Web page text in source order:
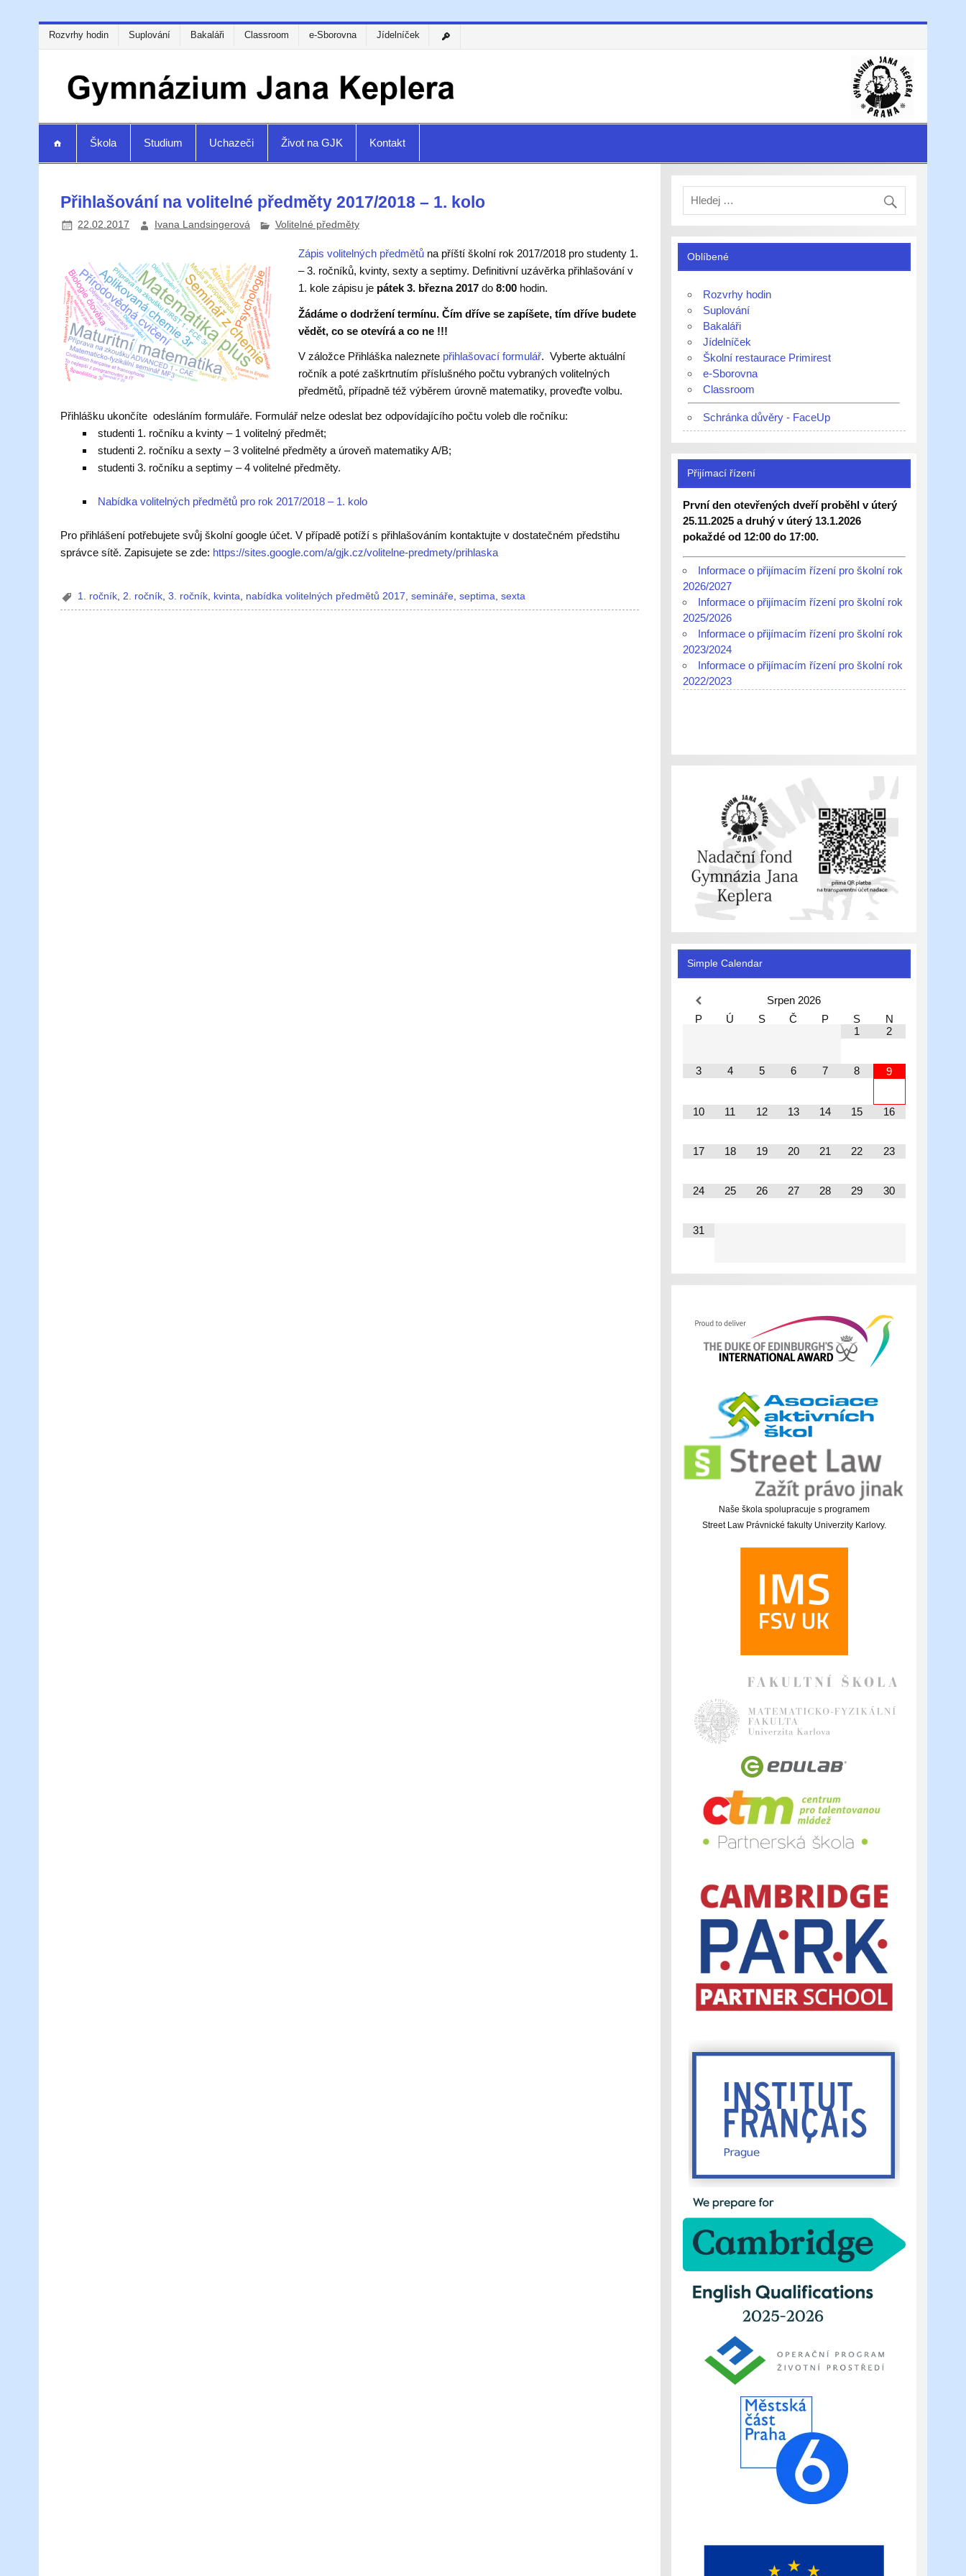
Rozvrhy hodin Suplování Bakaláři Classroom e-Sborovna Jídelníček
Škola Studium Uchazeči Život na GJK Kontakt
Přihlašování na volitelné předměty 2017/2018 – 1. kolo
22.02.2017 Ivana Landsingerová Volitelné předměty
Zápis volitelných předmětůna příští školní rok 2017/2018 pro studenty 1.
– 3. ročníků, kvinty, sexty a septimy. Definitivní uzávěrka přihlašování v
1. kole zápisu je pátek 3. března 2017do 8:00hodin.
Žádáme o dodržení termínu. Čím dříve se zapíšete, tím dříve budete
vědět, co se otevírá a co ne !!!
V záložce Přihláška naleznete přihlašovací formulář. Vyberte aktuální
ročník a poté zaškrtnutím příslušného počtu vybraných volitelných
předmětů, případně též výběrem úrovně matematiky, proveďte volbu.
Přihlášku ukončíte odesláním formuláře. Formulář nelze odeslat bez odpovídajícího počtu voleb dle ročníku:
studenti 1. ročníku a kvinty – 1 volitelný předmět;
studenti 2. ročníku a sexty – 3 volitelné předměty a úroveň matematiky A/B;
studenti 3. ročníku a septimy – 4 volitelné předměty.
Nabídka volitelných předmětů pro rok 2017/2018 – 1. kolo
Pro přihlášení potřebujete svůj školní google účet. V případě potíží s přihlašováním kontaktujte v dostatečném předstihu
správce sítě. Zapisujete se zde: https://sites.google.com/a/gjk.cz/volitelne-predmety/prihlaska
1. ročník 2. ročník ,3. ročník kvinta nabídka volitelných předmětů 2017 ,semináře ,septima ,sexta
Oblíbené
Rozvrhy hodin
Suplování
Bakaláři
Jídelníček
Školní restaurace Primirest
e-Sborovna
Classroom
Schránka důvěry - FaceUp
Přijímací řízení
První den otevřených dveří proběhl v úterý
25.11.2025 a druhý v úterý 13.1.2026
pokaždé od 12:00 do 17:00.
Informace o přijímacím řízení pro školní rok
2026/2027
Informace o přijímacím řízení pro školní rok
2025/2026
Informace o přijímacím řízení pro školní rok
2023/2024
Informace o přijímacím řízení pro školní rok
2022/2023
Simple Calendar
Srpen 2026
P
Ú S Č P S
N
1
2
3 4 5 6 7 8 9
10 11 12 13 14 15 16
17 18 19 20 21 22 23
24 25 26 27 28 29 30
31
Naše škola spolupracuje s programem
Street Law Právnické fakulty Univerzity Karlovy.